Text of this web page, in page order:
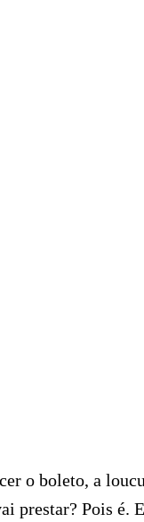
o boleto, a
prestar? Pois é.